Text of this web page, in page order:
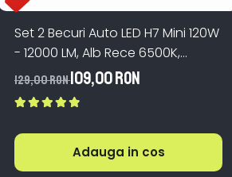
Set 2 Becuri Auto LED H7 Mini 120W
- 12000 LM, Alb Rece 6500K,
Canbus Integrat + Ventilator
Răcire, Plug & Play, 12-18V
129,00 RON109,00 RON
Adauga in cos